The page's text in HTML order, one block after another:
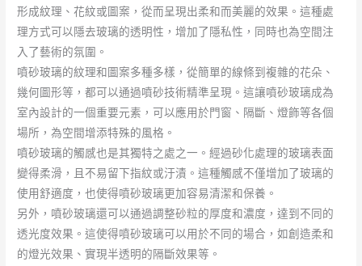
形成紋理、花紋或圖案，從而呈現出柔和而美麗的效果。這種處
理方式可以隱去玻璃的透明性，增加了隱私性，同時也為空間注
入了藝術的氛圍。
噴砂玻璃的紋理和圖案多種多樣，從簡單的線條到複雜的花朵、
幾何圖形等，都可以通過噴砂技術精準呈現。這讓噴砂玻璃成為
室內設計的一個重要元素，可以應用於門窗、隔斷、燈飾等各個
場所，為空間增添特殊的風格。
噴砂玻璃的觸感也是其獨特之處之一。經過砂化處理的玻璃表面
變得柔滑，且不易留下指紋或汙漬。這種觸感不僅增加了玻璃的
使用舒適度，也使得噴砂玻璃更加容易清潔和保養。
另外，噴砂玻璃還可以通過調整砂粒的厚度和濃度，達到不同的
透光度效果。這使得噴砂玻璃可以用於不同的場合，如創造柔和
的燈光效果、實現半透明的隔斷效果等。